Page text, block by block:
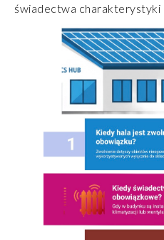
świadectwa charakterystyki